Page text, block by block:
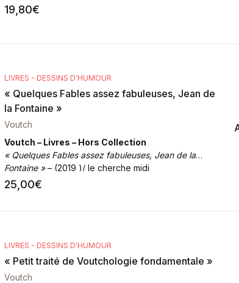
Format: 32 x 14 cm – 96 pages
19,80€
LIVRES - DESSINS D'HUMOUR
« Quelques Fables assez fabuleuses, Jean de
la Fontaine »
Voutch
Voutch – Livres – Hors Collection
« Quelques Fables assez fabuleuses, Jean de la
Fontaine »– (2019 )/ le cherche midi
Format: 32 x 22 cm – 80 pages
25,00€
LIVRES - DESSINS D'HUMOUR
« Petit traité de Voutchologie fondamentale »
Voutch